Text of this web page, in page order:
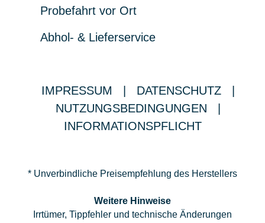
Probefahrt vor Ort
Abhol- & Lieferservice
IMPRESSUM DATENSCHUTZ
NUTZUNGSBEDINGUNGEN
INFORMATIONSPFLICHT
* Unverbindliche Preisempfehlung des Herstellers
Weitere Hinweise
Irrtümer, Tippfehler und technische Änderungen